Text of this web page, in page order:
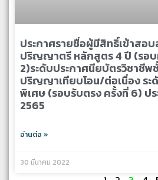
ประกาศรายชื่อผู้มีสิทธิ์เข้าสอ
ปริญญาตรี หลักสูตร 4 ปี (รอ
2)ระดับประกาศนียบัตรวิชาชีพ
ปริญญาเทียบโอน/ต่อเนื่อง ร
พิเศษ (รอบรับตรง ครั้งที่ 6) ป
2565
อ่านต่อ »
30 มีนาคม 2022